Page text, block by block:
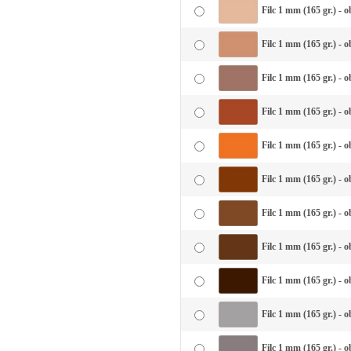
Filc 1 mm (165 gr.) -
Filc 1 mm (165 gr.) -
Filc 1 mm (165 gr.) -
Filc 1 mm (165 gr.) -
Filc 1 mm (165 gr.) -
Filc 1 mm (165 gr.) -
Filc 1 mm (165 gr.) -
Filc 1 mm (165 gr.) -
Filc 1 mm (165 gr.) -
Filc 1 mm (165 gr.) -
Filc 1 mm (165 gr.) -